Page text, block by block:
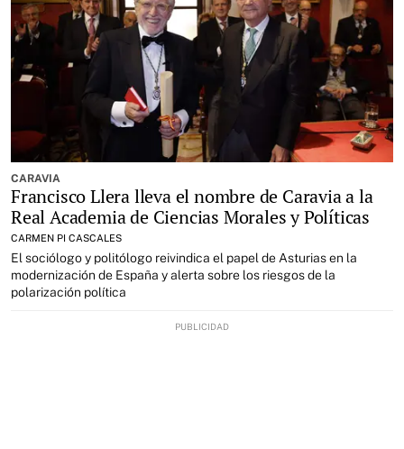
CARAVIA
Francisco Llera lleva el nombre de Caravia a la
Real Academia de Ciencias Morales y Políticas
CARMEN PI CASCALES
El sociólogo y politólogo reivindica el papel de Asturias en la
modernización de España y alerta sobre los riesgos de la
polarización política